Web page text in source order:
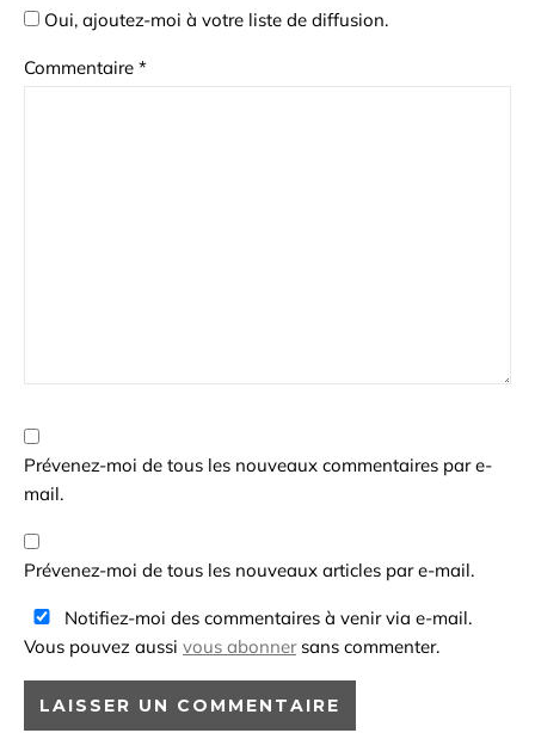
Oui, ajoutez-moi à votre liste de diffusion.
Commentaire *
Prévenez-moi de tous les nouveaux commentaires par e-
mail.
Prévenez-moi de tous les nouveaux articles par e-mail.
Notifiez-moi des commentaires à venir via e-mail.
Vous pouvez aussi vous abonnersans commenter.